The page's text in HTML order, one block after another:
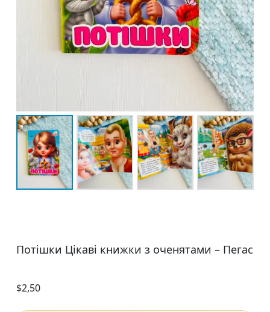
Потішки Цікаві книжки з оченятами – Пегас
$2,50